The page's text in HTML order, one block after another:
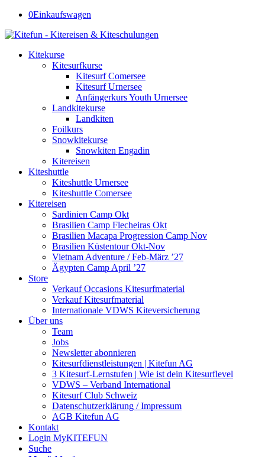
0Einkaufswagen
Kitekurse
Kitesurfkurse
Kitesurf Comersee
Kitesurf Urnersee
Anfängerkurs Youth Urnersee
Landkitekurse
Landkiten
Foilkurs
Snowkitekurse
Snowkiten Engadin
Kitereisen
Kiteshuttle
Kiteshuttle Urnersee
Kiteshuttle Comersee
Kitereisen
Sardinien Camp Okt
Brasilien Camp Flecheiras Okt
Brasilien Macapa Progression Camp Nov
Brasilien Küstentour Okt-Nov
Vietnam Adventure / Feb-März ’27
Ägypten Camp April ’27
Store
Verkauf Occasions Kitesurfmaterial
Verkauf Kitesurfmaterial
Internationale VDWS Kiteversicherung
Über uns
Team
Jobs
Newsletter abonnieren
Kitesurfdienstleistungen | Kitefun AG
3 Kitesurf-Lernstufen | Wie ist dein Kitesurflevel
VDWS – Verband International
Kitesurf Club Schweiz
Datenschutzerklärung / Impressum
AGB Kitefun AG
Kontakt
Login MyKITEFUN
Suche